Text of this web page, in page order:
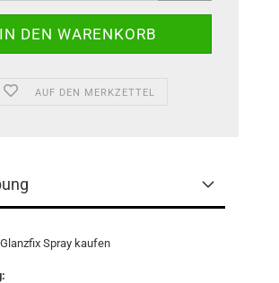
AUF DEN MERKZETTEL
Spray kaufen